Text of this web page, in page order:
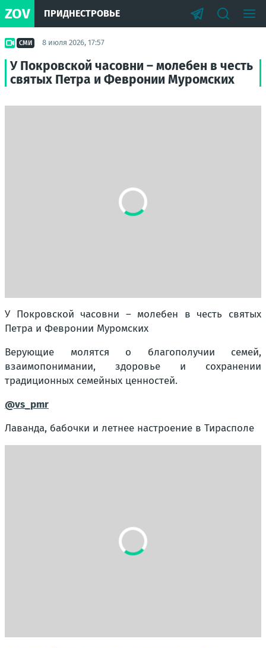
ZOV ПРИДНЕСТРОВЬЕ
СМИ 8 июля 2026, 17:57
У Покровской часовни – молебен в честь
святых Петра и Февронии Муромских
У Покровской часовни – молебен в честь святых
Петра и Февронии Муромских
Верующие молятся о благополучии семей,
взаимопонимании, здоровье и сохранении
традиционных семейных ценностей.
@vs_pmr
Лаванда, бабочки и летнее настроение в Тирасполе